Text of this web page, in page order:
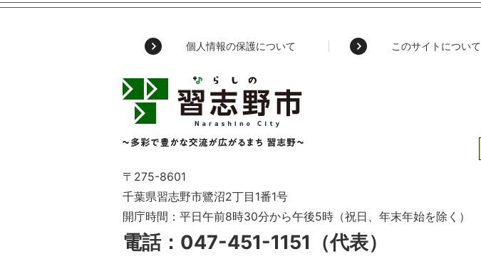
個人情報の保護について このサイトについて
習
志
Narashino
～
多
彩
で
豊
か
〒275-8601
千葉県習志野市鷺沼2丁目1番1号
開庁時間：平日午前8時30分から午後5時（祝日、年末年始を除く）
電話：047-451-1151（代表）